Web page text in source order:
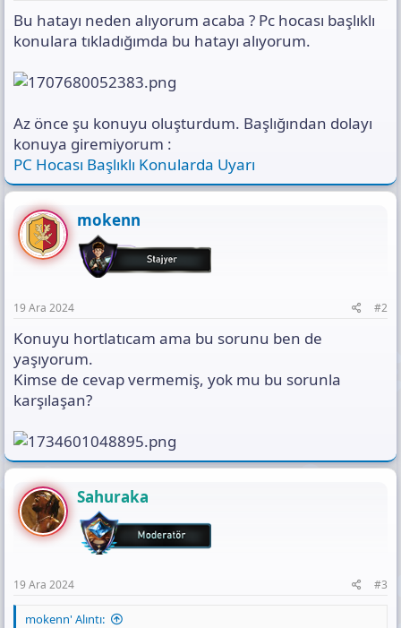
ı
n
y
a
a
Bu hatayı neden alıyorum acaba ? Pc hocası başlıklı
konulara tıkladığımda bu hatayı alıyorum.
Az önce şu konuyu oluşturdum. Başlığından dolayı
konuya giremiyorum :
PC Hocası Başlıklı Konularda Uyarı
mokenn
19 Ara 2024 #2
Konuyu hortlatıcam ama bu sorunu ben de
yaşıyorum.
Kimse de cevap vermemiş, yok mu bu sorunla
karşılaşan?
Sahuraka
19 Ara 2024 #3
mokenn' Alıntı: